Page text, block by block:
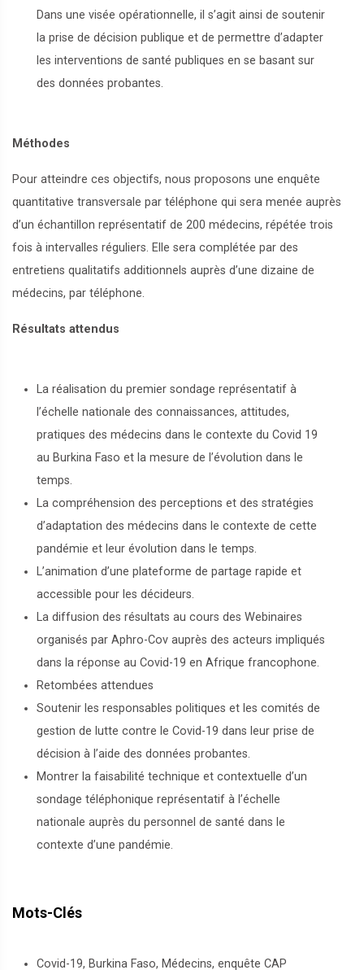
Dans une visée opérationnelle, il s’agit ainsi de soutenir
la prise de décision publique et de permettre d’adapter
les interventions de santé publiques en se basant sur
des données probantes.
Méthodes
Pour atteindre ces objectifs, nous proposons une enquête
quantitative transversale par téléphone qui sera menée auprès
d’un échantillon représentatif de 200 médecins, répétée trois
fois à intervalles réguliers. Elle sera complétée par des
entretiens qualitatifs additionnels auprès d’une dizaine de
médecins, par téléphone.
Résultats attendus
La réalisation du premier sondage représentatif à
l’échelle nationale des connaissances, attitudes,
pratiques des médecins dans le contexte du Covid 19
au Burkina Faso et la mesure de l’évolution dans le
temps.
La compréhension des perceptions et des stratégies
d’adaptation des médecins dans le contexte de cette
pandémie et leur évolution dans le temps.
L’animation d’une plateforme de partage rapide et
accessible pour les décideurs.
La diffusion des résultats au cours des Webinaires
organisés par Aphro-Cov auprès des acteurs impliqués
dans la réponse au Covid-19 en Afrique francophone.
Retombées attendues
Soutenir les responsables politiques et les comités de
gestion de lutte contre le Covid-19 dans leur prise de
décision à l’aide des données probantes.
Montrer la faisabilité technique et contextuelle d’un
sondage téléphonique représentatif à l’échelle
nationale auprès du personnel de santé dans le
contexte d’une pandémie.
Mots-Clés
Covid-19, Burkina Faso, Médecins, enquête CAP